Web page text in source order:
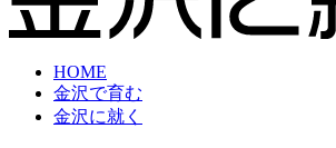
HOME
金沢で育む
金沢に就く